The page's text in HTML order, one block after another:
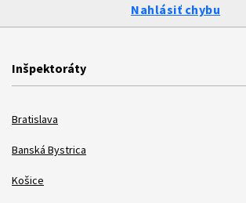
Nahlásiť chybu
Inšpektoráty
Bratislava
Banská Bystrica
Košice